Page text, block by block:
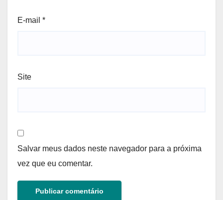
E-mail *
Site
Salvar meus dados neste navegador para a próxima
vez que eu comentar.